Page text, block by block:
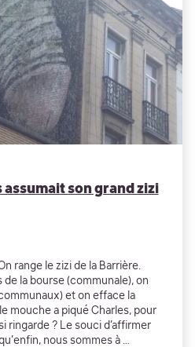
assumait son grand zizi
range le zizi de la Barrière.
de la bourse (communale), on
et on efface la
mouche a piqué Charles, pour
ringarde ? Le souci d’affirmer
nous sommes à …